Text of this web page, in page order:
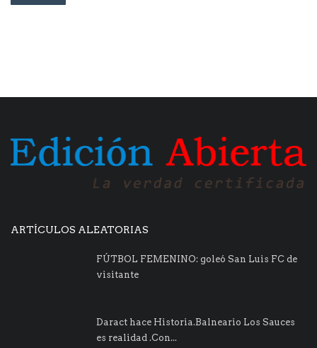
ARTÍCULOS ALEATORIAS
FÚTBOL FEMENINO: goleó San Luis FC de
visitante
Daract hace Historia.Balneario Los Sauces
es realidad .Con...